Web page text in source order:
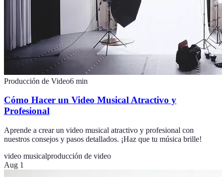
Producción de Video6 min
Cómo Hacer un Video Musical Atractivo y
Profesional
Aprende a crear un video musical atractivo y profesional con
nuestros consejos y pasos detallados. ¡Haz que tu música brille!
video musicalproducción de video
Aug 1